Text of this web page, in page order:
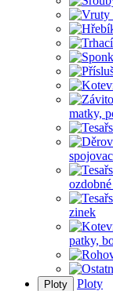
matky,
zinek
patky,
Ploty
Ploty